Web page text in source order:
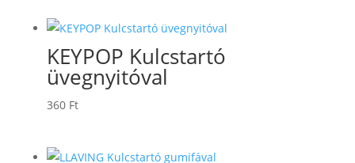
KEYPOP Kulcstartó
üvegnyitóval
360 Ft